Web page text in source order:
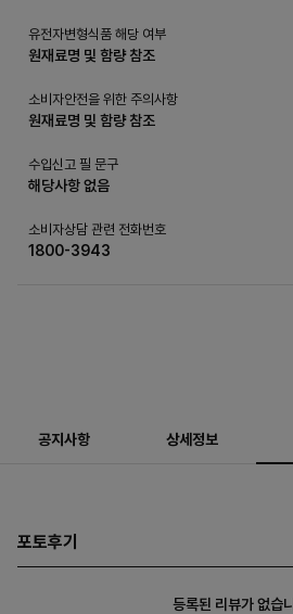
유전자변형식품 해당 여부
원재료명 및 함량 참조
소비자안전을 위한 주의사항
원재료명 및 함량 참조
수입신고 필 문구
해당사항 없음
소비자상담 관련 전화번호
1800-3943
공지사항 상세정보
포토후기
등록된 리뷰가 없습